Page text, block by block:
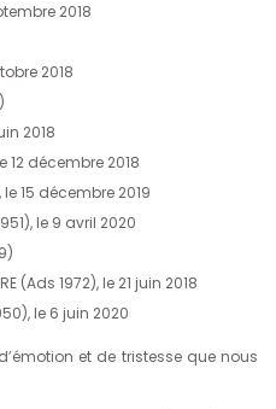
2018
2018
2018
12 décembre 2018
15 décembre 2019
le 9 avril 2020
(Ads 1972), le 21 juin 2018
le 6 juin 2020
et de tristesse que nous